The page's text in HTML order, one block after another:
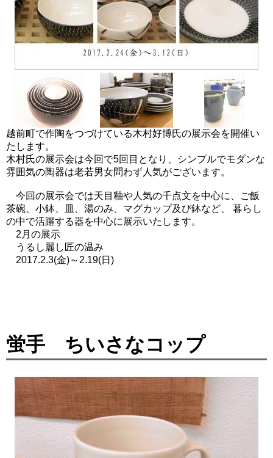
越前町で作陶をつづけている木村好博氏の展示会を開催い
たします。
木村氏の展示会は今回で5回目となり、シンプルでモダンな
雰囲気の陶器は老若男女問わず人気がございます。
今回の展示会では天目釉や人気の千点文を中心に、ご飯
茶碗、小鉢、皿、湯のみ、マグカップ及び鉢など、 暮らし
の中で活躍する器を中心に展示いたします。
2月の展示
うるし麗し匠の温み
2017.2.3(金)～2.19(日)
蛍手 ちいさなコップ